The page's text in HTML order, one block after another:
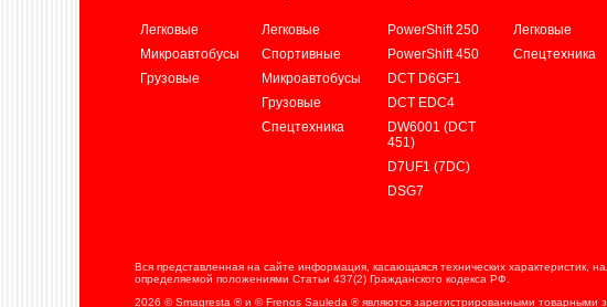
Легковые
Микроавтобусы
Грузовые
Легковые
Спортивные
Микроавтобусы
Грузовые
Спецтехника
PowerShift 250
PowerShift 450
DCT D6GF1
DCT EDC4
DW6001 (DCT
451)
D7UF1 (7DC)
DSG7
Легковые
Спецтехника
Вся представленная на сайте информация, касающаяся технических характеристик,
определяемой положениями Статьи 437(2) Гражданского кодекса РФ.
2026 © Smagresta ® и © Frenos Sauleda ® являются зарегистрированными